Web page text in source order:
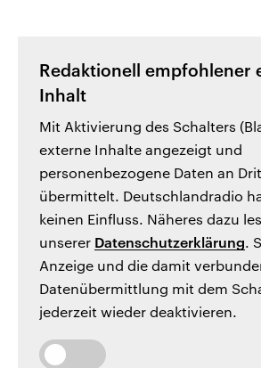
Redaktionell empfohlener
Inhalt
Mit Aktivierung des Schalters
externe Inhalte angezeigt und
personenbezogene Daten an
übermittelt. Deutschlandradio
keinen Einfluss. Näheres dazu
unserer Datenschutzerklärung.
Anzeige und die damit
Datenübermittlung mit dem
jederzeit wieder deaktivieren.